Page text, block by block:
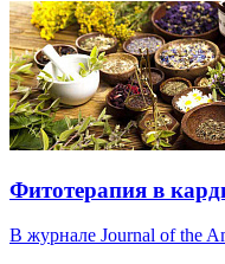
Фитотерапия в
В журнале Journal of the